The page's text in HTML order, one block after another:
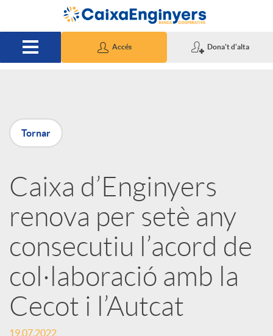
Salta al contingut principal
Accés Dona't d'alta
P
u
b
l
i
c
Tornar
Caixa d’Enginyers
renova per setè any
consecutiu l’acord de
col·laboració amb la
Cecot i l’Autcat
19.07.2022